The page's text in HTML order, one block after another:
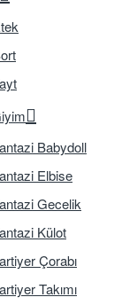
Babydoll
Elbise
Gecelik
Külot
Çorabı
Takımı